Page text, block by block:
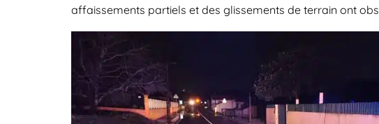
affaissements partiels et des glissements de terrain ont